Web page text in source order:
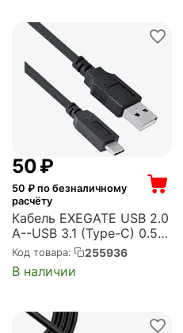
‍50‍₽
50 ₽ по безналичному
расчёту
Кабель EXEGATE USB 2.0
A--USB 3.1 (Type-C) 0.5m
(EX272345RUS)
Код товара: 255936
В наличии